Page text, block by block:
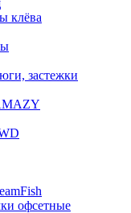
клёва
застежки
офсетные